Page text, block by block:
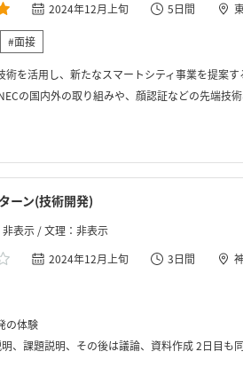
2024年12月上旬 5日間
#面接
活用し、新たなスマートシティ事業を提案することがテーマでした
、顔認証などの先端技術、社会システムへの応用などを学ぶ座学中心のプログラムで、企業理解が深まりました。 3日目からは
ーン(技術開発)
表示 / 文理：非表示
2024年12月上旬 3日間
の体験
、課題説明、その後は議論、資料作成 2日目も